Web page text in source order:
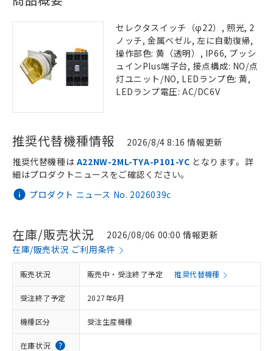
セレクタスイッチ（φ22）, 照光, 2
ノッチ, 金属ベゼル, 左に自動復帰,
操作部色: 黄（透明）, IP66, プッシ
ュインPlus端子台, 接点構成: NO/点
灯ユニット/NO, LEDランプ色: 黄,
LEDランプ電圧: AC/DC6V
推奨代替機種情報 2026/8/4 8:16 情報更新
プロダクト ニュース No. 2026039c
推奨代替機種は A22NW-2ML-TYA-P101-YC となります。詳
細はプロダクトニュースをご確認ください。
在庫/販売状況
2026/08/06 00:00 情報更新
在庫/販売状況 ご利用条件
販売状況 販売中・受注終了予定 推奨代替機種
受注終了予定 2027年6月
機種区分 受注生産機種
在庫状況